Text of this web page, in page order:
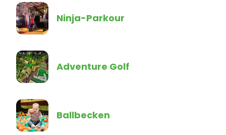
Ninja-Parkour
Adventure Golf
Ballbecken